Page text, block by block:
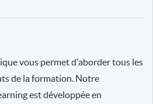
vous permet d'aborder tous les
de la formation. Notre
est développée en